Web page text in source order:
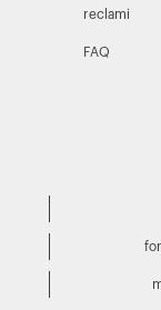
reclami
FAQ